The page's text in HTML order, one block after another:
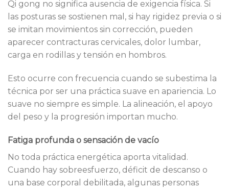
Qi gong no significa ausencia de exigencia física. Si
las posturas se sostienen mal, si hay rigidez previa o si
se imitan movimientos sin corrección, pueden
aparecer contracturas cervicales, dolor lumbar,
carga en rodillas y tensión en hombros.
Esto ocurre con frecuencia cuando se subestima la
técnica por ser una práctica suave en apariencia. Lo
suave no siempre es simple. La alineación, el apoyo
del peso y la progresión importan mucho.
Fatiga profunda o sensación de vacío
No toda práctica energética aporta vitalidad.
Cuando hay sobreesfuerzo, déficit de descanso o
una base corporal debilitada, algunas personas